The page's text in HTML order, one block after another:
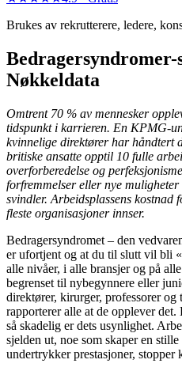
Brukes av rekrutterere, ledere,
Nøkkeldata
Omtrent 70 % av mennesker
tidspunkt i karrieren. En KPMG-
kvinnelige direktører har håndtert
britiske ansatte opptil 10 fulle
overforberedelse og
forfremmelser eller nye
svindler. Arbeidsplassens kostnad
fleste organisasjoner innser.
Bedragersyndromet – den
er ufortjent og at du til slutt vil bli
alle nivåer, i alle bransjer og på
begrenset til nybegynnere eller
direktører, kirurger, professorer og
rapporterer alle at de opplever
så skadelig er dets usynlighet.
sjelden ut, noe som skaper en
undertrykker prestasjoner, stopper